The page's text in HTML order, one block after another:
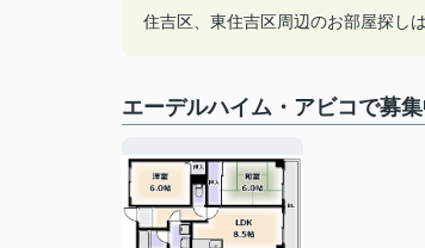
住吉区、東住吉区周辺のお部屋探し
エーデルハイム・アビコで募